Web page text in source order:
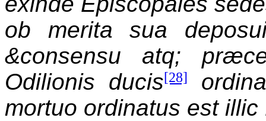
ob merita sua
&consensu atq;
Odilionis ducis[28]
mortuo ordinatus est illic